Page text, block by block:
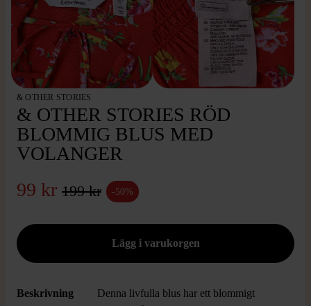
& OTHER STORIES
& OTHER STORIES RÖD
BLOMMIG BLUS MED
VOLANGER
99 kr 199 kr -50%
Beskrivning
Denna livfulla blus har ett blommigt